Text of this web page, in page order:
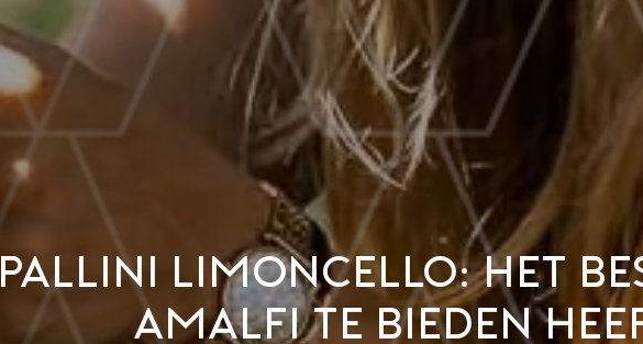
Pallini limoncello: het
Amalfi te bieden